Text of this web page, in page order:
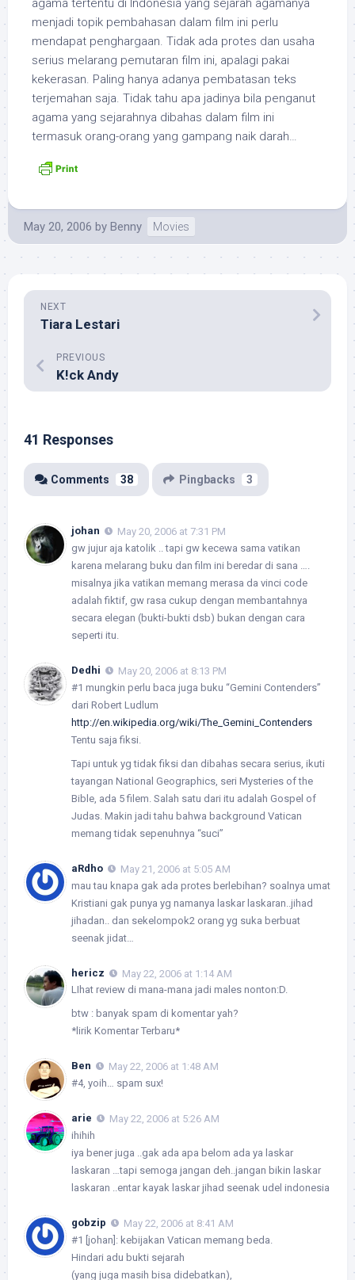
agama tertentu di Indonesia yang sejarah agamanya
menjadi topik pembahasan dalam film ini perlu
mendapat penghargaan. Tidak ada protes dan usaha
serius melarang pemutaran film ini, apalagi pakai
kekerasan. Paling hanya adanya pembatasan teks
terjemahan saja. Tidak tahu apa jadinya bila penganut
agama yang sejarahnya dibahas dalam film ini
termasuk orang-orang yang gampang naik darah…
May 20, 2006 by Benny Movies
NEXT
Tiara Lestari
PREVIOUS
K!ck Andy
41 Responses
Comments 38 Pingbacks 3
johan
May 20, 2006 at 7:31 PM
gw jujur aja katolik .. tapi gw kecewa sama vatikan
karena melarang buku dan film ini beredar di sana ….
misalnya jika vatikan memang merasa da vinci code
adalah fiktif, gw rasa cukup dengan membantahnya
secara elegan (bukti-bukti dsb) bukan dengan cara
seperti itu.
Dedhi
May 20, 2006 at 8:13 PM
#1 mungkin perlu baca juga buku “Gemini Contenders”
dari Robert Ludlum
http://en.wikipedia.org/wiki/The_Gemini_Contenders
Tentu saja fiksi.
Tapi untuk yg tidak fiksi dan dibahas secara serius, ikuti
tayangan National Geographics, seri Mysteries of the
Bible, ada 5 filem. Salah satu dari itu adalah Gospel of
Judas. Makin jadi tahu bahwa background Vatican
memang tidak sepenuhnya “suci”
aRdho
May 21, 2006 at 5:05 AM
mau tau knapa gak ada protes berlebihan? soalnya umat
Kristiani gak punya yg namanya laskar laskaran..jihad
jihadan.. dan sekelompok2 orang yg suka berbuat
seenak jidat…
hericz
May 22, 2006 at 1:14 AM
LIhat review di mana-mana jadi males nonton:D.
btw : banyak spam di komentar yah?
*lirik Komentar Terbaru*
Ben
May 22, 2006 at 1:48 AM
#4, yoih… spam sux!
arie
May 22, 2006 at 5:26 AM
ihihih
iya bener juga ..gak ada apa belom ada ya laskar
laskaran …tapi semoga jangan deh..jangan bikin laskar
laskaran ..entar kayak laskar jihad seenak udel indonesia
gobzip
May 22, 2006 at 8:41 AM
#1 [johan]: kebijakan Vatican memang beda.
Hindari adu bukti sejarah
(yang juga masih bisa didebatkan),